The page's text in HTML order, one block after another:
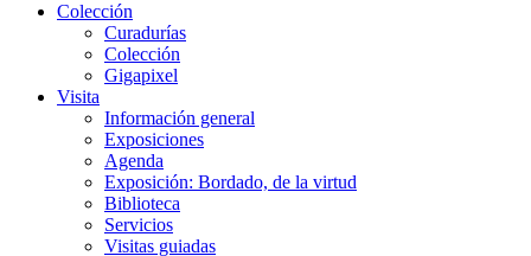
Colección
Curadurías
Colección
Gigapixel
Visita
Información general
Exposiciones
Agenda
Exposición: Bordado, de la virtud
Biblioteca
Servicios
Visitas guiadas